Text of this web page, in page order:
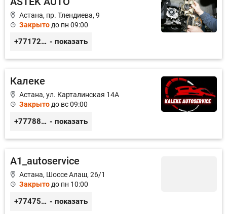
Астана, пр. Тлендиева, 9
Закрыто до пн 09:00
+77172944444 - показать
Калеке
Астана, ул. Карталинская 14А
Закрытодо вс 09:00
+77788424140 - показать
A1_autoservice
Астана, Шоссе Алаш, 26/1
Закрыто до пн 10:00
+77475551113 - показать